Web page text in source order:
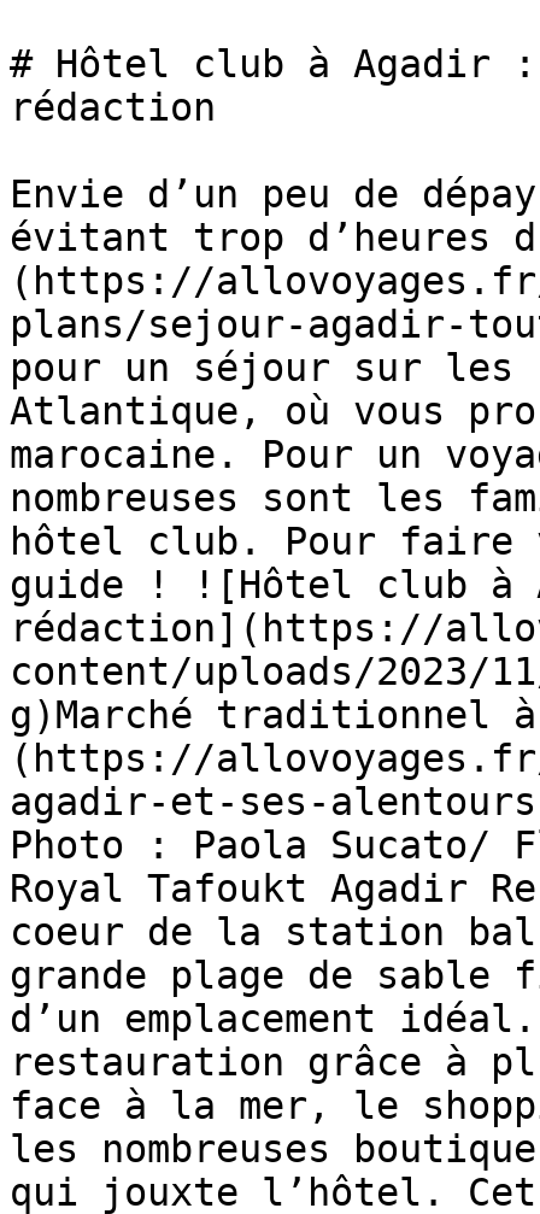
# Hôtel club à Agadir
rédaction
Envie d’un peu de
évitant trop d’heures
(https://
plans/sejour-agadir-
pour un séjour sur les
Atlantique, où vous
marocaine. Pour un
nombreuses sont les
hôtel club. Pour faire
guide ! ![Hôtel club à
rédaction](https://
content/uploads/2023/
g)Marché traditionnel
(https://
agadir-et-ses-
Photo : Paola Sucato/
Royal Tafoukt Agadir
coeur de la station
grande plage de
d’un emplacement
restauration grâce à
face à la mer, le
les nombreuses
qui jouxte l’hôtel.